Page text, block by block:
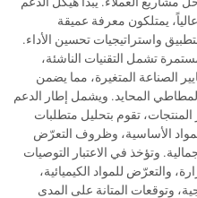
يمتلكون معرفة عميقة
واستراتيجيات تحسين الأداء.
تشمل التقنيات الناشئة،
الصناعة المتغيرة، مما يضمن
المحايد. ويشمل إطار الدعم
تقوم بتحليل متطلبات
الأساسية، وظروف التعرّض
وتؤخذ في الاعتبار التوصيات
والتعرّض للمواد الكيميائية،
وتوقعات المتانة على المدى